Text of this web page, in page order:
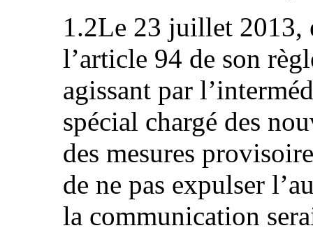
1.2Le 23 juillet 2013,
l’article 94 de son
agissant par
spécial chargé des
des mesures
de ne pas expulser
la communication